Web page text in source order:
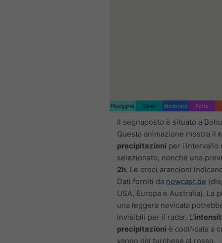
Pioviggine Lieve Moderato Forte
Il segnaposto è situato a
Questa animazione mostra il
precipitazioni per l'intervallo
selezionato, nonché una
2h. Le croci arancioni
Dati forniti da nowcast.de
USA, Europa e Australia). La
una leggera nevicata
invisibili per il radar. L'
precipitazioni è codificata a
vanno dal turchese al rosso.